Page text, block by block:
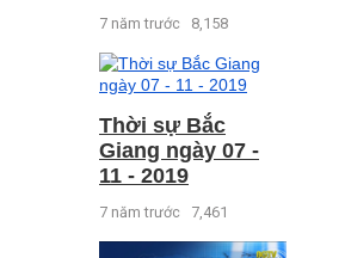
7 năm trước 8,158
Thời sự Bắc
Giang ngày 07 -
11 - 2019
7 năm trước 7,461